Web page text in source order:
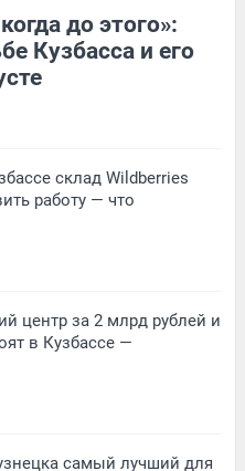
до этого»:
Кузбасса и его
склад Wildberries
работу — что
центр за 2 млрд рублей и
в Кузбассе —
самый лучший для